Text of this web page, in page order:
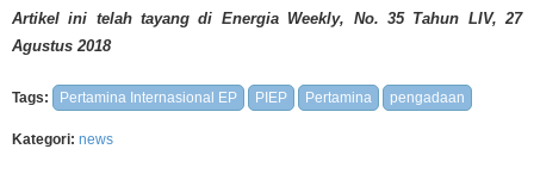
Artikel ini telah tayang di Energia Weekly, No. 35 Tahun LIV, 27
Agustus 2018
Tags: Pertamina Internasional EP PIEP Pertamina pengadaan
Kategori: news